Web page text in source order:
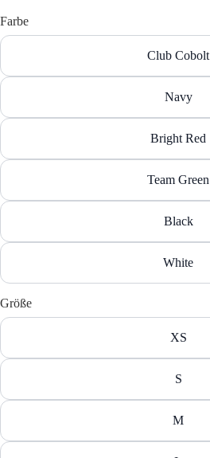
Farbe
Club Cobolt
Navy
Bright Red
Team Green
Black
White
Größe
XS
S
M